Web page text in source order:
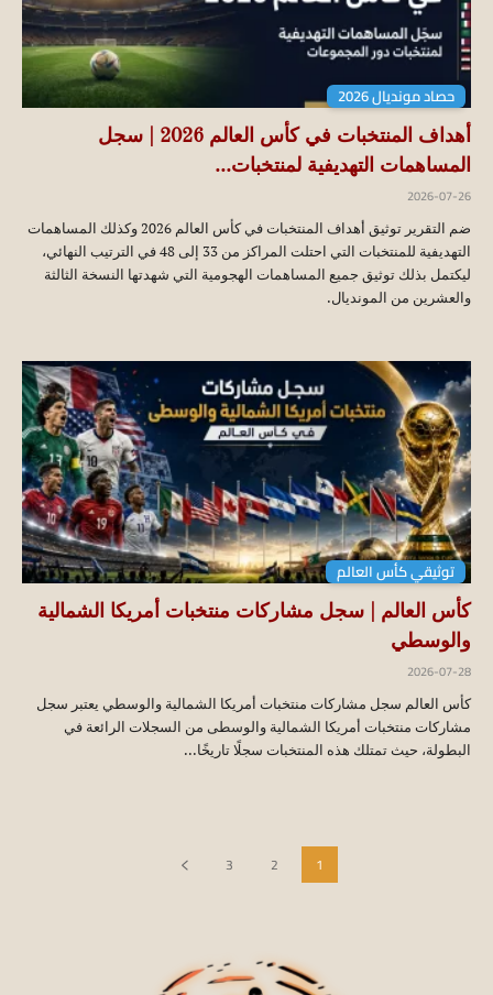
حصاد مونديال 2026
أهداف المنتخبات في كأس العالم 2026 | سجل
المساهمات التهديفية لمنتخبات...
2026-07-26
ضم التقرير توثيق أهداف المنتخبات في كأس العالم 2026 وكذلك المساهمات
التهديفية للمنتخبات التي احتلت المراكز من 33 إلى 48 في الترتيب النهائي،
ليكتمل بذلك توثيق جميع المساهمات الهجومية التي شهدتها النسخة الثالثة
والعشرين من المونديال.
توثيقي كأس العالم
كأس العالم | سجل مشاركات منتخبات أمريكا الشمالية
والوسطي
2026-07-28
كأس العالم سجل مشاركات منتخبات أمريكا الشمالية والوسطي يعتبر سجل
مشاركات منتخبات أمريكا الشمالية والوسطى من السجلات الرائعة في
البطولة، حيث تمتلك هذه المنتخبات سجلًا تاريخًا...
1
2
3